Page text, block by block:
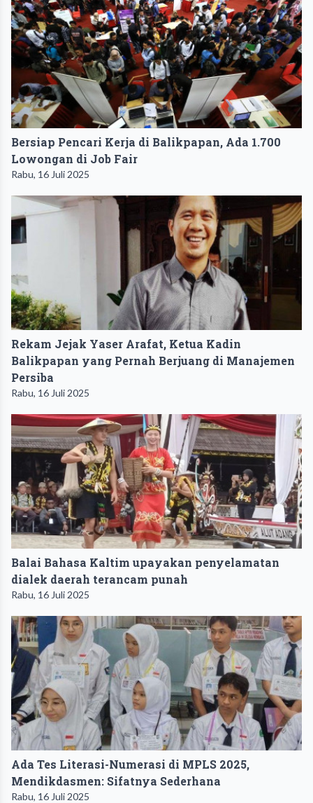
Bersiap Pencari Kerja di Balikpapan, Ada 1.700
Lowongan di Job Fair
Rabu, 16 Juli 2025
Rekam Jejak Yaser Arafat, Ketua Kadin
Balikpapan yang Pernah Berjuang di Manajemen
Persiba
Rabu, 16 Juli 2025
Balai Bahasa Kaltim upayakan penyelamatan
dialek daerah terancam punah
Rabu, 16 Juli 2025
Ada Tes Literasi-Numerasi di MPLS 2025,
Mendikdasmen: Sifatnya Sederhana
Rabu, 16 Juli 2025